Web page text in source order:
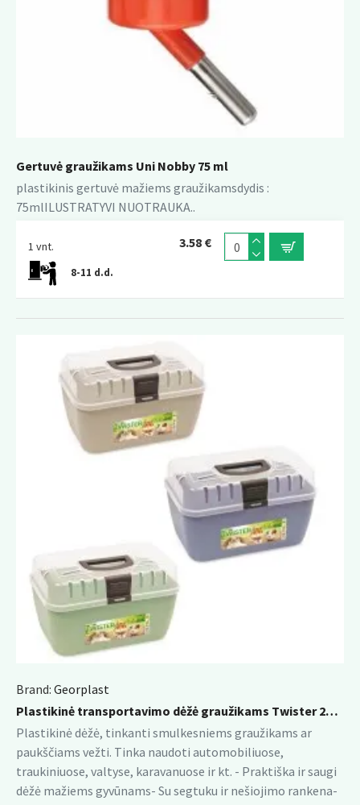
Gertuvė graužikams Uni Nobby 75 ml
plastikinis gertuvė mažiems graužikamsdydis :
75mlILUSTRATYVI NUOTRAUKA..
1 vnt.
8-11 d.d.
3.58 €
Brand: Georplast
Plastikinė transportavimo dėžė graužikams Twister 29 x 19 x 18 cm
Plastikinė dėžė, tinkanti smulkesniems graužikams ar
paukščiams vežti. Tinka naudoti automobiliuose,
traukiniuose, valtyse, karavanuose ir kt. - Praktiška ir saugi
dėžė mažiems gyvūnams- Su segtuku ir nešiojimo rankena-